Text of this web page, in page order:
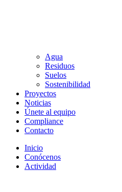
Agua
Residuos
Suelos
Sostenibilidad
Proyectos
Noticias
Únete al equipo
Compliance
Contacto
Inicio
Conócenos
Actividad